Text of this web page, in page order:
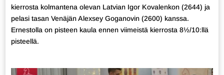
kierrosta kolmantena olevan Latvian Igor Kovalenkon (2644) ja
pelasi tasan Venäjän Alexsey Goganovin (2600) kanssa.
Ernestolla on pisteen kaula ennen viimeistä kierrosta 8½/10:llä
pisteellä.